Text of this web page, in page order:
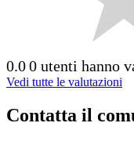
0.00 utenti hanno
Vedi tutte le valutazioni
Contatta il